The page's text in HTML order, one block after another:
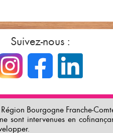
Suivez-nous :
Bourgogne Franche-
sont intervenues en